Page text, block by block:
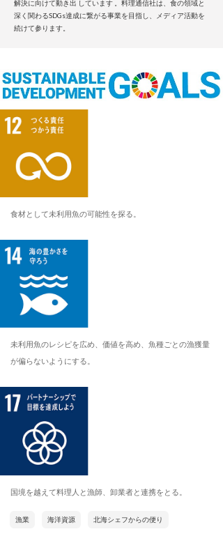
解決に向けて動き出 しています 。料理通信社は、食の領域と
深く関わるSDGs達成に繋がる事業を目指し、メディア活動を
続けて参ります。
食材として未利用魚の可能性を探る。
未利用魚のレシピを広め、価値を高め、魚種ごとの漁獲量
が偏らないようにする。
国境を越えて料理人と漁師、卸業者と連携をとる。
漁業 海洋資源 北海シェフからの便り